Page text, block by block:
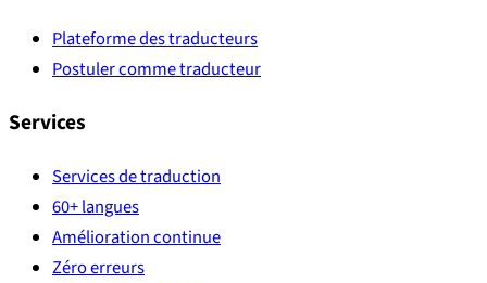
Plateforme des traducteurs
Postuler comme traducteur
Services
Services de traduction
60+ langues
Amélioration continue
Zéro erreurs